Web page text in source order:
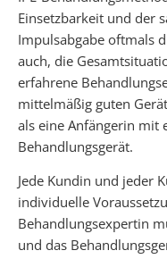
Einsetzbarkeit und der
Impulsabgabe oftmals
auch, die
erfahrene
mittelmäßig guten
als eine Anfängerin mit
Behandlungsgerät.
Jede Kundin und jeder
individuelle
Behandlungsexpertin
und das